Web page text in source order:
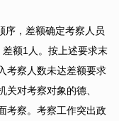
序，差额确定考察人员
额1人。按上述要求末
考察人数未达差额要求
对考察对象的德、
考察。考察工作突出政